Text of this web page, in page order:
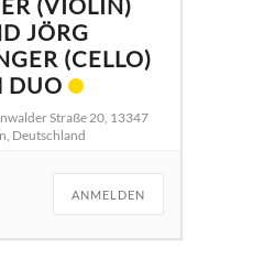
(VIOLIN)
JÖRG
(CELLO)
DUO
Straße 20, 13347
Deutschland
ANMELDEN